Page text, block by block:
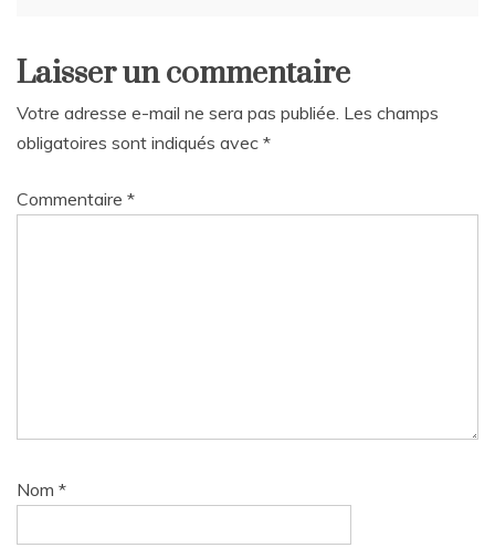
Laisser un commentaire
Votre adresse e-mail ne sera pas publiée. Les champs
obligatoires sont indiqués avec *
Commentaire *
Nom *